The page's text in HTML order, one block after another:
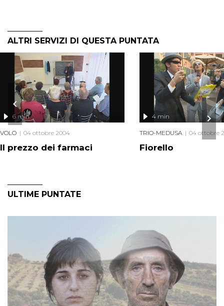
ALTRI SERVIZI DI QUESTA PUNTATA
Il prezzo dei farmaci
6 min
VOLO 04 ottobre 2004
Fiorello
4 min
TRIO-MEDUSA 04 ottobre
ULTIME PUNTATE